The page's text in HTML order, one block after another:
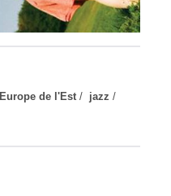
Europe de l'Est/ jazz /